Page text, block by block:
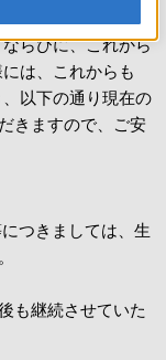
らびに、これから
は、これからも
以下の通り現在の
きますので、ご安
つきましては、生
も継続させていた